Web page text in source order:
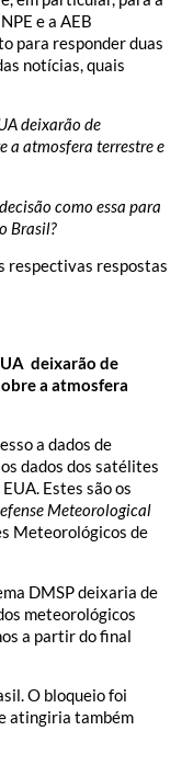
e a AEB
para responder duas
notícias, quais
deixarão de
a atmosfera terrestre e
como essa para
Brasil?
respectivas respostas
deixarão de
a atmosfera
a dados de
dados dos satélites
Estes são os
Meteorological
Meteorológicos de
DMSP deixaria de
meteorológicos
a partir do final
O bloqueio foi
atingiria também